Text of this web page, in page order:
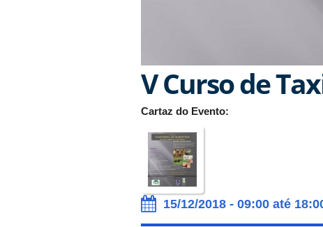
V Curso de
Cartaz do Evento:
15/12/2018 - 09:00 até